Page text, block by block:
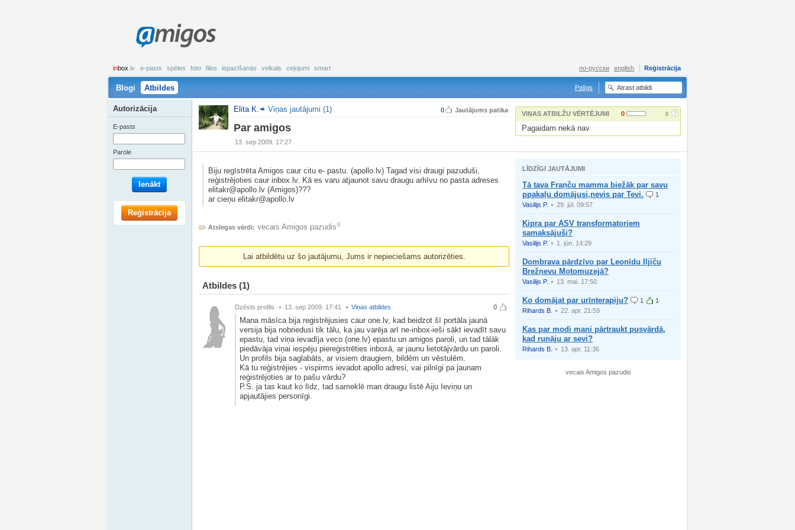
amigos
inbox .lv e-pasts spēles foto files iepazīšanās veikals ceļojumi smart Reģistrācija
по-русски english
Blogi Atbildes Palīgs
0 Jautājums patika
Elita K. Viņas jautājumi (1)
Par amigos
13. sep 2009. 17:27
VIŅAS ATBILŽU VĒRTĒJUMI 0 0 ?
Pagaidam nekā nav
Biju regīstrēta Amigos caur citu e- pastu. (apollo.lv) Tagad visi draugi pazuduši,
reģistrējoties caur inbox.lv. Kā es varu atjaunot savu draugu arhīvu no pasta adreses
elitakr@apollo.lv (Amigos)???
ar cieņu elitakr@apollo.lv
Atslegas vārdi: vecais Amigos pazudis 0
Lai atbildētu uz šo jautājumu, Jums ir nepieciešams autorizēties.
Atbildes (1)
0
Dzēsts profils 13. sep 2009. 17:41 Viņas atbildes
Mana māsīca bija registrējusies caur one.lv, kad beidzot šī portāla jaunā
versija bija nobriedusi tik tālu, ka jau varēja arī ne-inbox-ieši sākt ievadīt savu
epastu, tad viņa ievadīja veco (one.lv) epastu un amigos paroli, un tad tālāk
piedāvāja viņai iespēju piereģistrēties inboxā, ar jaunu lietotājvārdu un paroli.
Un profils bija saglabāts, ar visiem draugiem, bildēm un vēstulēm.
Kā tu reģistrējies - vispirms ievadot apollo adresi, vai pilnīgi pa jaunam
reģistrējoties ar to pašu vārdu?
P.S. ja tas kaut ko līdz, tad sameklē man draugu listē Aiju Ieviņu un
apjautājies personīgi.
LĪDZĪGI JAUTĀJUMI
Tā tava Fraņču mamma biežāk par savu
ppakaļu domājusi,nevis par Tevi.
1
Vasilijs P.
29. jūl. 09:57
Kipra par ASV transformatoriem
samaksājuši?
Vasilijs P. 1. jūn. 14:29
Dombrava pārdzīvo par Leonīdu Iļjiču
Brežņevu Motomuzejā?
Vasilijs P. 13. mai. 17:50
Ko domājat par urīnterapiju? 1
1
Rihards B.
22. apr. 21:59
Kas par modi mani pārtraukt pusvārdā,
kad runāju ar sevi?
Rihards B. 13. apr. 11:36
vecais Amigos pazudis
Autorizācija
E-pasts
Parole
Ienākt
Reģistrācija